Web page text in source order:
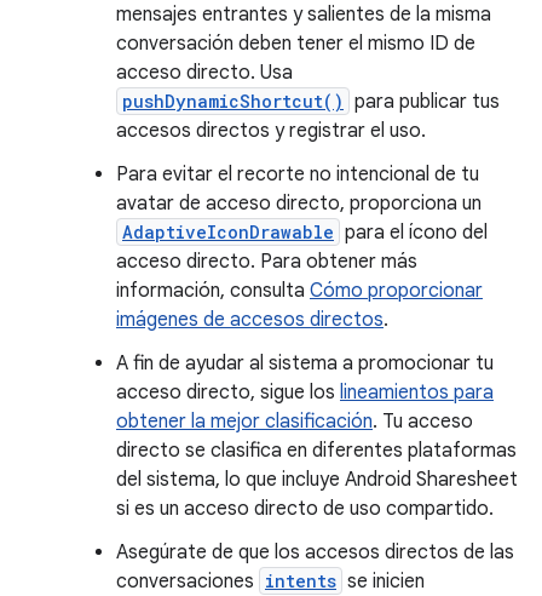
mensajes entrantes y salientes de la misma
conversación deben tener el mismo ID de
acceso directo. Usa
pushDynamicShortcut() para publicar tus
accesos directos y registrar el uso.
Para evitar el recorte no intencional de tu
avatar de acceso directo, proporciona un
AdaptiveIconDrawable para el ícono del
acceso directo. Para obtener más
información, consulta Cómo proporcionar
imágenes de accesos directos.
A fin de ayudar al sistema a promocionar tu
acceso directo, sigue los lineamientos para
obtener la mejor clasificación. Tu acceso
directo se clasifica en diferentes plataformas
del sistema, lo que incluye Android Sharesheet
si es un acceso directo de uso compartido.
Asegúrate de que los accesos directos de las
conversaciones intents se inicien